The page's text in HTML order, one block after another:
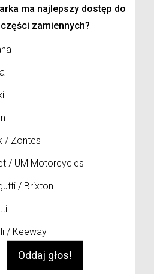
ma najlepszy dostęp do
części zamiennych?
/ Zontes
/ UM Motorcycles
/ Brixton
/ Keeway